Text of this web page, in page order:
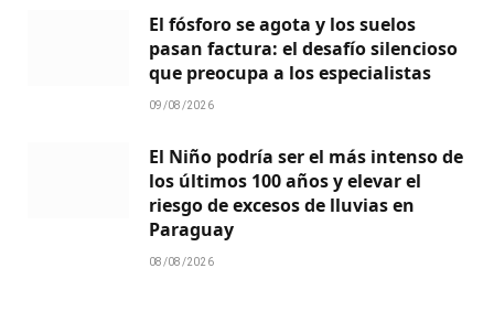
El fósforo se agota y los suelos
pasan factura: el desafío silencioso
que preocupa a los especialistas
09/08/2026
El Niño podría ser el más intenso de
los últimos 100 años y elevar el
riesgo de excesos de lluvias en
Paraguay
08/08/2026